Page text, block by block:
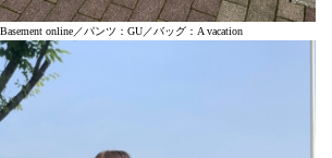
online／パンツ：GU／バッグ：A vacation